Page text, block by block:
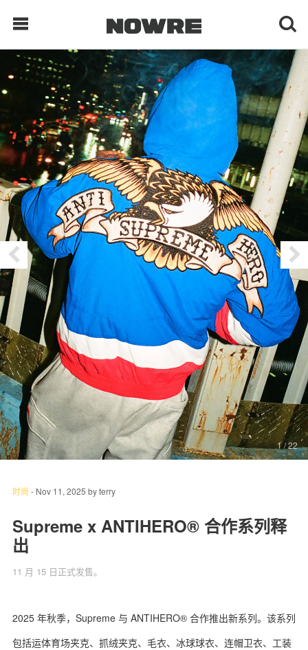
每日鲜榨
现客视点
每日栏目
时 尚
球 鞋
生 活
科 技
关于我们 联系我们
1/ 22
时尚 - Nov 11, 2025 byterry
Supreme x ANTIHERO® 合作系列释
出
11 月 15 日正式发售。
2025 年秋季，Supreme 与 ANTIHERO® 合作推出新系列。该系列
包括运体育场夹克、抓绒夹克、毛衣、冰球球衣、连帽卫衣、工装